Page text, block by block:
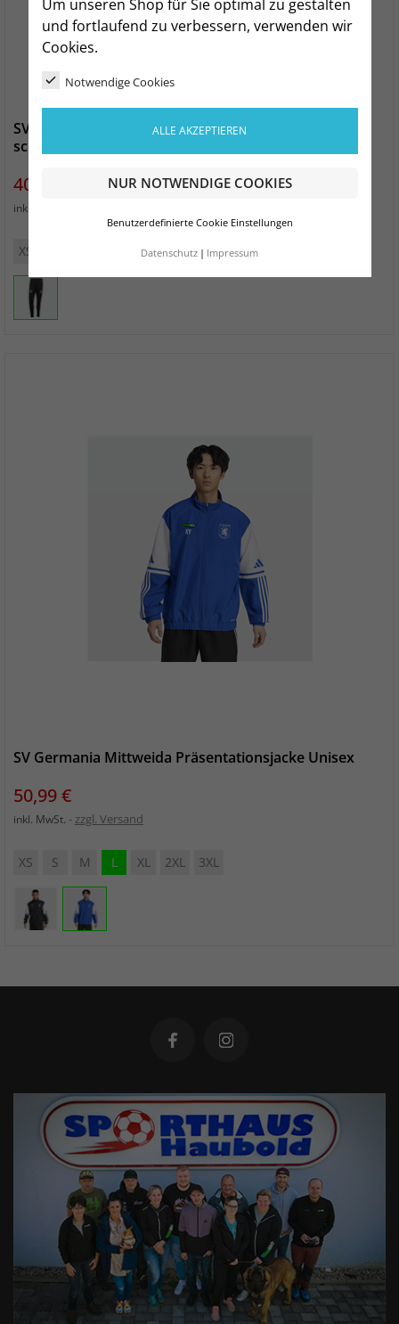
Um unseren Shop für Sie optimal zu gestalten
und fortlaufend zu verbessern, verwenden wir
Cookies.
Notwendige Cookies
ALLE AKZEPTIEREN
NUR NOTWENDIGE COOKIES
Benutzerdefinierte Cookie Einstellungen
Datenschutz Impressum
SV Germania Mittweida Präsentationshose Unisex
schwarz/weiss
Preis
40,99 €
inkl. MwSt.
XS XL 2XL 3XL
SV Germania Mittweida Präsentationsjacke Unisex
Preis
50,99 €
inkl. MwSt. zzgl. Versand
XS S M L XL 2XL 3XL